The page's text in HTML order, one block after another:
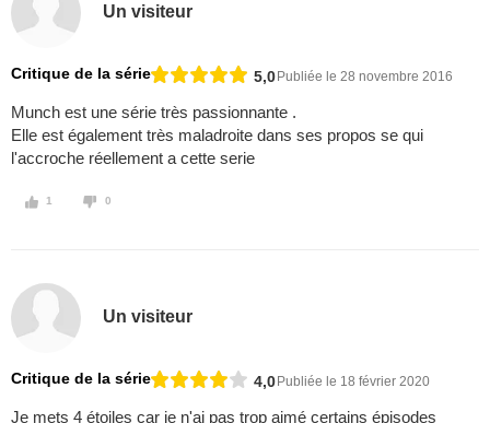
Un visiteur
Critique de la série 5,0 Publiée le 28 novembre 2016
Munch est une série très passionnante .
Elle est également très maladroite dans ses propos se qui
l'accroche réellement a cette serie
1 0
Un visiteur
Critique de la série 4,0 Publiée le 18 février 2020
Je mets 4 étoiles car je n'ai pas trop aimé certains épisodes